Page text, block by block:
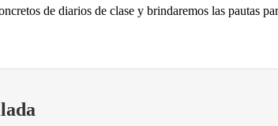
de diarios de clase y brindaremos las pautas